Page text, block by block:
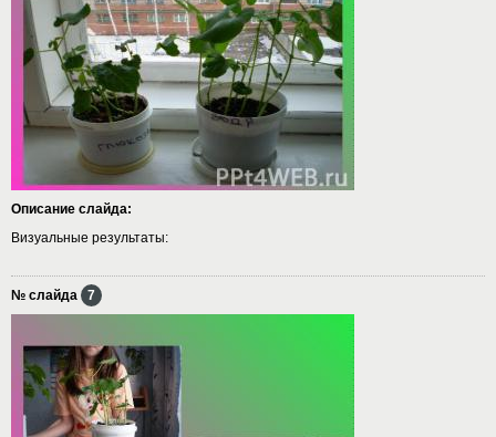
Описание слайда:
Визуальные результаты:
№ слайда 7